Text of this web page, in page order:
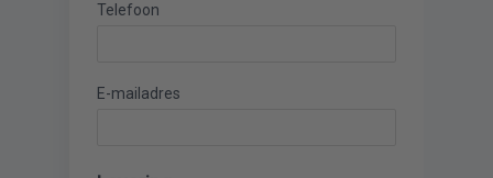
Telefoon
E-mailadres